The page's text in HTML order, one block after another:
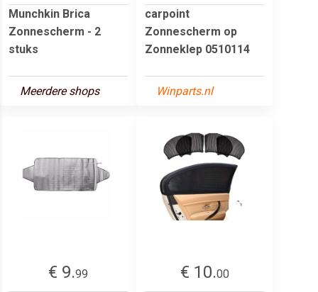
Munchkin Brica
Zonnescherm - 2
stuks
Meerdere shops
carpoint
Zonnescherm op
Zonneklep 0510114
Winparts.nl
€ 9.99
€ 10.00